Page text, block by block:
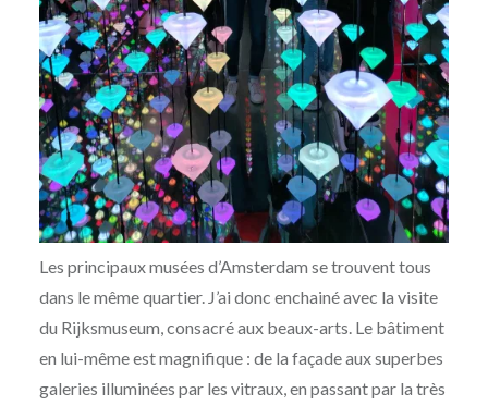
Les principaux musées d’Amsterdam se trouvent tous
dans le même quartier. J’ai donc enchainé avec la visite
du Rijksmuseum, consacré aux beaux-arts. Le bâtiment
en lui-même est magnifique : de la façade aux superbes
galeries illuminées par les vitraux, en passant par la très